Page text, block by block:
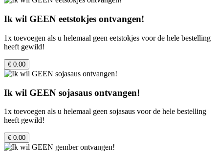
Ik wil GEEN eetstokjes ontvangen!
1x toevoegen als u helemaal geen eetstokjes voor de hele bestelling
heeft gewild!
€ 0.00
Ik wil GEEN sojasaus ontvangen!
1x toevoegen als u helemaal geen sojasaus voor de hele bestelling
heeft gewild!
€ 0.00